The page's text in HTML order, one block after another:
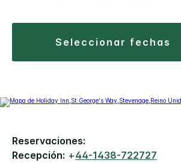
seleccionar fechas
Reservaciones:
Recepción: +44-1438-722727